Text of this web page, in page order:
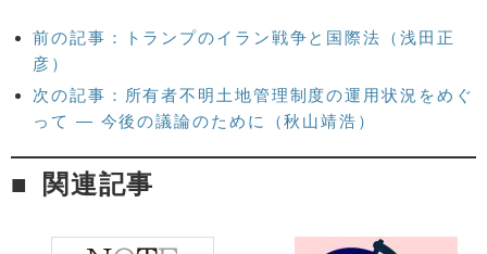
前の記事：トランプのイラン戦争と国際法（浅田正
彦）
次の記事：所有者不明土地管理制度の運用状況をめぐ
って — 今後の議論のために（秋山靖浩）
関連記事